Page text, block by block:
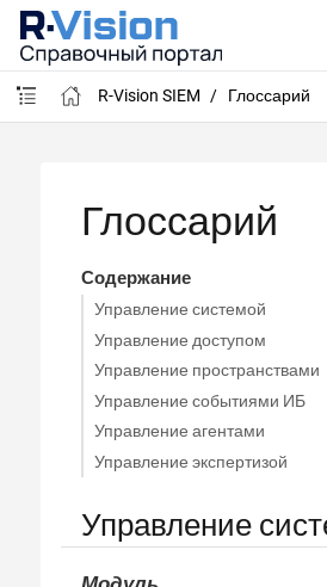
R-Vision SIEM Глоссарий
Глоссарий
Содержание
Управление системой
Управление доступом
Управление пространствами
Управление событиями ИБ
Управление агентами
Управление экспертизой
Управление